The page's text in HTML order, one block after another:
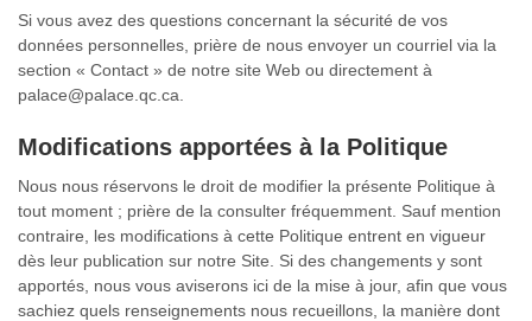
Si vous avez des questions concernant la sécurité de vos
données personnelles, prière de nous envoyer un courriel via la
section « Contact » de notre site Web ou directement à
palace@palace.qc.ca.
Modifications apportées à la Politique
Nous nous réservons le droit de modifier la présente Politique à
tout moment ; prière de la consulter fréquemment. Sauf mention
contraire, les modifications à cette Politique entrent en vigueur
dès leur publication sur notre Site. Si des changements y sont
apportés, nous vous aviserons ici de la mise à jour, afin que vous
sachiez quels renseignements nous recueillons, la manière dont